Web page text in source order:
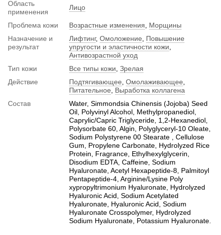
Область
применения
Лицо
Проблема кожи Возрастные изменения
Морщины
Назначение и
результат
Лифтинг, Омоложение
Повышение
упругости и эластичности кожи
Антивозрастной уход
Тип кожи
Все типы кожи Зрелая
Действие
Подтягивающее Омолаживающее
Питательное
Выработка коллагена
Состав
Water, Simmondsia Chinensis (Jojoba) Seed
Oil, Polyvinyl Alcohol, Methylpropanediol,
Caprylic/Capric Triglyceride, 1,2-Hexanediol,
Polysorbate 60, Algin, Polyglyceryl-10 Oleate,
Sodium Polystyrene 00 Stearate , Cellulose
Gum, Propylene Carbonate, Hydrolyzed Rice
Protein, Fragrance, Ethylhexylglycerin,
Disodium EDTA, Caffeine, Sodium
Hyaluronate, Acetyl Hexapeptide-8, Palmitoyl
Pentapeptide-4, Arginine/Lysine Poly
xypropyltrimonium Hyaluronate, Hydrolyzed
Hyaluronic Acid, Sodium Acetylated
Hyaluronate, Hyaluronic Acid, Sodium
Hyaluronate Crosspolymer, Hydrolyzed
Sodium Hyaluronate, Potassium Hyaluronate.